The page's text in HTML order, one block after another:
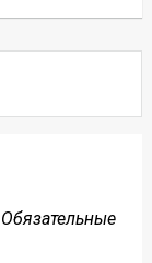
Обязательные